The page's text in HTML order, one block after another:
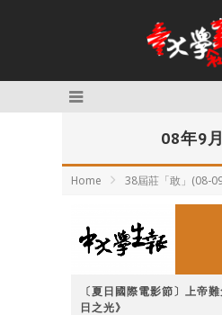
08年9
Home 38屆莊「敢」(08-
〔夏日國際電影節〕上帝
日之光》